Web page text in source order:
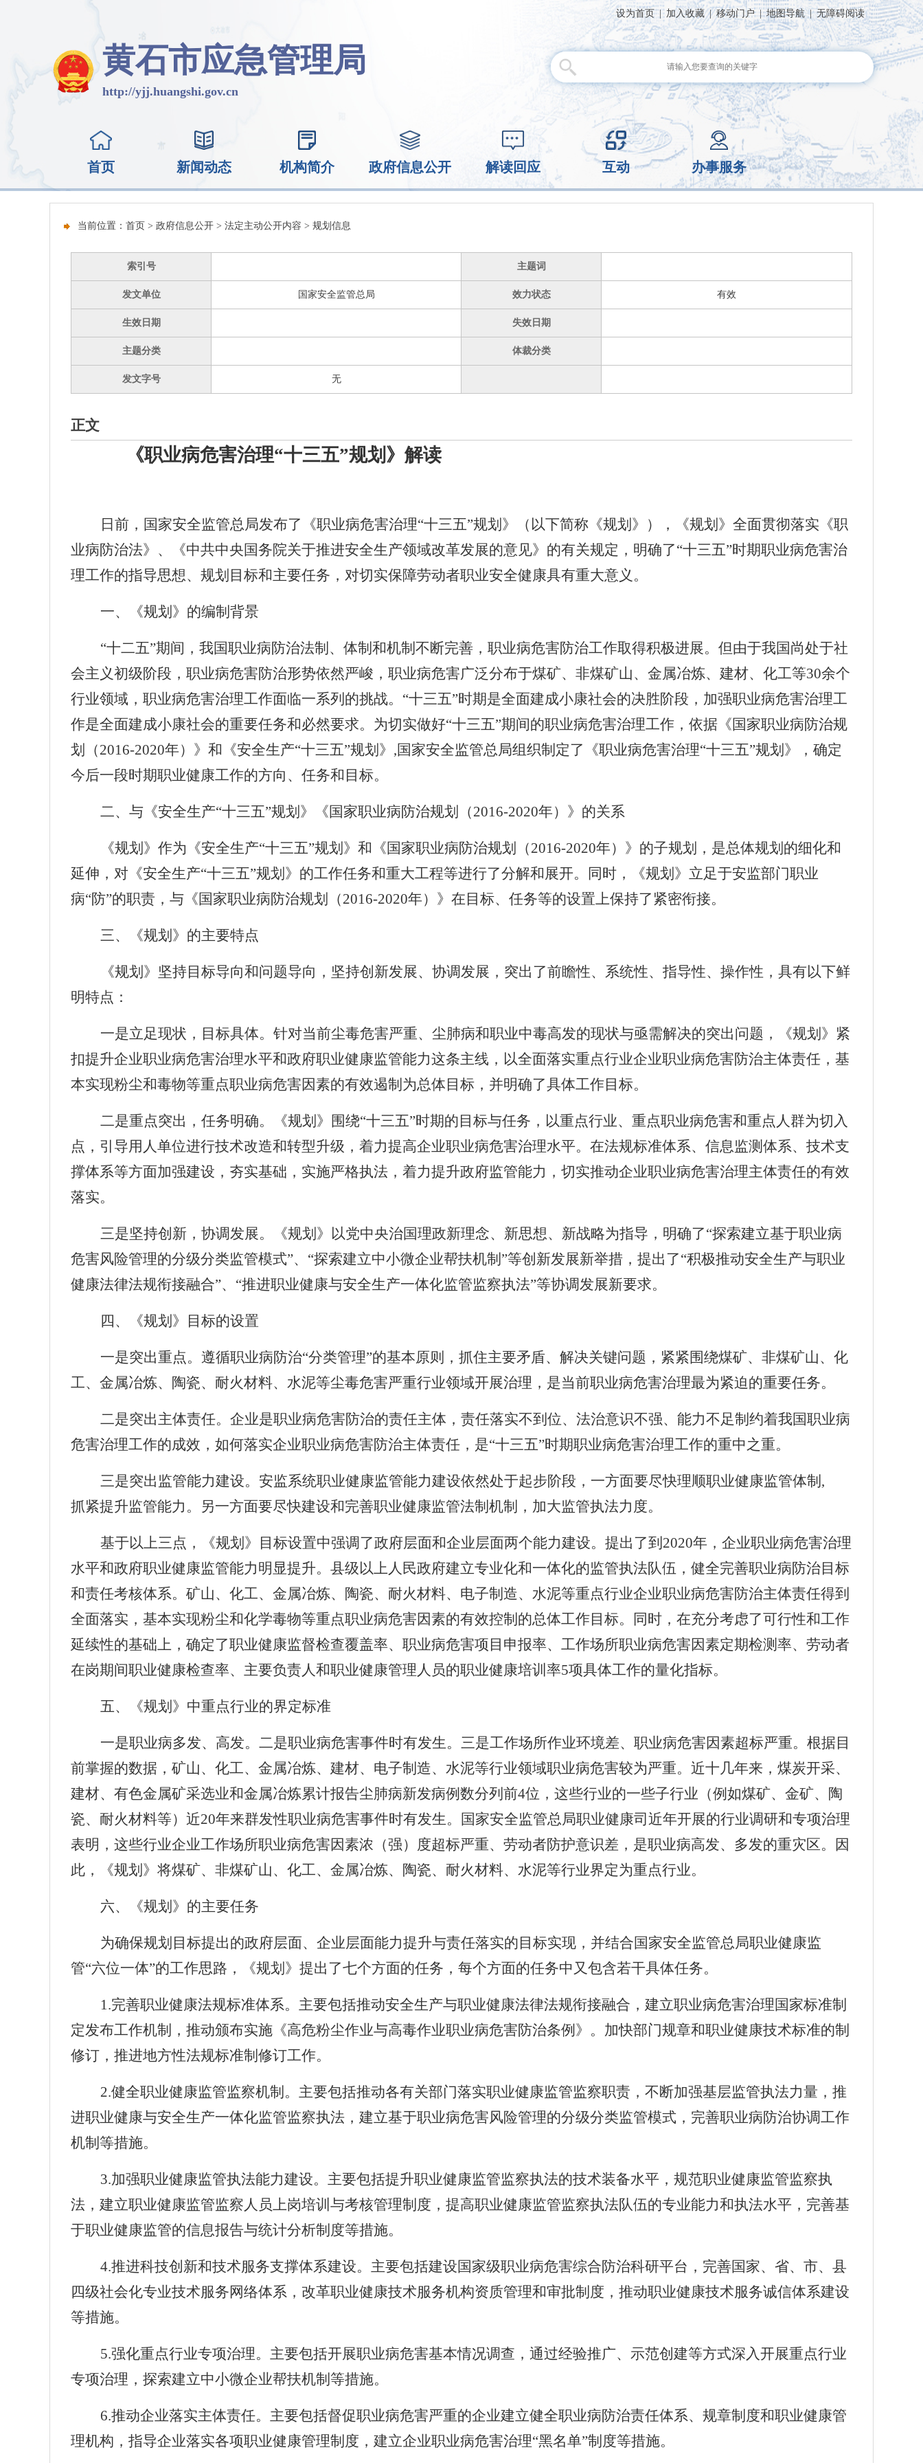
设为首页 | 加入收藏 | 移动门户 | 地图导航 | 无障碍阅读
黄石市应急管理局
http://yjj.huangshi.gov.cn
首页 新闻动态 机构简介 政府信息公开 解读回应 互动 办事服务
当前位置： 首页 > 政府信息公开 > 法定主动公开内容 > 规划信息
索引号 主题词
发文单位 国家安全监管总局 效力状态 有效
生效日期 失效日期
主题分类 体裁分类
发文字号 无
正文
《职业病危害治理“十三五”规划》解读
日前，国家安全监管总局发布了《职业病危害治理“十三五”规划》（以下简称《规划》），《规划》全面贯彻落实《职
业病防治法》、《中共中央国务院关于推进安全生产领域改革发展的意见》的有关规定，明确了“十三五”时期职业病危害治
理工作的指导思想、规划目标和主要任务，对切实保障劳动者职业安全健康具有重大意义。
一、《规划》的编制背景
“十二五”期间，我国职业病防治法制、体制和机制不断完善，职业病危害防治工作取得积极进展。但由于我国尚处于社
会主义初级阶段，职业病危害防治形势依然严峻，职业病危害广泛分布于煤矿、非煤矿山、金属冶炼、建材、化工等30余个
行业领域，职业病危害治理工作面临一系列的挑战。“十三五”时期是全面建成小康社会的决胜阶段，加强职业病危害治理工
作是全面建成小康社会的重要任务和必然要求。为切实做好“十三五”期间的职业病危害治理工作，依据《国家职业病防治规
划（2016-2020年）》和《安全生产“十三五”规划》 ,国家安全监管总局组织制定了《职业病危害治理“十三五”规划》，确定
今后一段时期职业健康工作的方向、任务和目标。
二、与《安全生产“十三五”规划》《国家职业病防治规划（2016-2020年）》的关系
《规划》作为《安全生产“十三五”规划》和《国家职业病防治规划（2016-2020年）》的子规划，是总体规划的细化和
延伸，对《安全生产“十三五”规划》的工作任务和重大工程等进行了分解和展开。同时，《规划》立足于安监部门职业
病“防”的职责，与《国家职业病防治规划（2016-2020年）》在目标、任务等的设置上保持了紧密衔接。
三、《规划》的主要特点
《规划》坚持目标导向和问题导向，坚持创新发展、协调发展，突出了前瞻性、系统性、指导性、操作性，具有以下鲜
明特点：
一是立足现状，目标具体。针对当前尘毒危害严重、尘肺病和职业中毒高发的现状与亟需解决的突出问题，《规划》紧
扣提升企业职业病危害治理水平和政府职业健康监管能力这条主线，以全面落实重点行业企业职业病危害防治主体责任，基
本实现粉尘和毒物等重点职业病危害因素的有效遏制为总体目标，并明确了具体工作目标。
二是重点突出，任务明确。《规划》围绕“十三五”时期的目标与任务，以重点行业、重点职业病危害和重点人群为切入
点，引导用人单位进行技术改造和转型升级，着力提高企业职业病危害治理水平。在法规标准体系、信息监测体系、技术支
撑体系等方面加强建设，夯实基础，实施严格执法，着力提升政府监管能力，切实推动企业职业病危害治理主体责任的有效
落实。
三是坚持创新，协调发展。《规划》以党中央治国理政新理念、新思想、新战略为指导，明确了“探索建立基于职业病
危害风险管理的分级分类监管模式”、“探索建立中小微企业帮扶机制”等创新发展新举措，提出了“积极推动安全生产与职业
健康法律法规衔接融合”、“推进职业健康与安全生产一体化监管监察执法”等协调发展新要求。
四、《规划》目标的设置
一是突出重点。遵循职业病防治“分类管理”的基本原则，抓住主要矛盾、解决关键问题，紧紧围绕煤矿、非煤矿山、化
工、金属冶炼、陶瓷、耐火材料、水泥等尘毒危害严重行业领域开展治理，是当前职业病危害治理最为紧迫的重要任务。
二是突出主体责任。企业是职业病危害防治的责任主体，责任落实不到位、法治意识不强、能力不足制约着我国职业病
危害治理工作的成效，如何落实企业职业病危害防治主体责任，是“十三五”时期职业病危害治理工作的重中之重。
三是突出监管能力建设。安监系统职业健康监管能力建设依然处于起步阶段，一方面要尽快理顺职业健康监管体制 ,
抓紧提升监管能力。另一方面要尽快建设和完善职业健康监管法制机制，加大监管执法力度。
基于以上三点，《规划》目标设置中强调了政府层面和企业层面两个能力建设。提出了到 2020年，企业职业病危害治理
水平和政府职业健康监管能力明显提升。县级以上人民政府建立专业化和一体化的监管执法队伍，健全完善职业病防治目标
和责任考核体系。矿山、化工、金属冶炼、陶瓷、耐火材料、电子制造、水泥等重点行业企业职业病危害防治主体责任得到
全面落实，基本实现粉尘和化学毒物等重点职业病危害因素的有效控制的总体工作目标。同时，在充分考虑了可行性和工作
延续性的基础上，确定了职业健康监督检查覆盖率、职业病危害项目申报率、工作场所职业病危害因素定期检测率、劳动者
在岗期间职业健康检查率、主要负责人和职业健康管理人员的职业健康培训率5项具体工作的量化指标。
五、《规划》中重点行业的界定标准
一是职业病多发、高发。二是职业病危害事件时有发生。三是工作场所作业环境差、职业病危害因素超标严重。根据目
前掌握的数据，矿山、化工、金属冶炼、建材、电子制造、水泥等行业领域职业病危害较为严重。近十几年来，煤炭开采、
建材、有色金属矿采选业和金属冶炼累计报告尘肺病新发病例数分列前4位，这些行业的一些子行业（例如煤矿、金矿、陶
瓷、耐火材料等）近20年来群发性职业病危害事件时有发生。国家安全监管总局职业健康司近年开展的行业调研和专项治理
表明，这些行业企业工作场所职业病危害因素浓（强）度超标严重、劳动者防护意识差，是职业病高发、多发的重灾区。因
此，《规划》将煤矿、非煤矿山、化工、金属冶炼、陶瓷、耐火材料、水泥等行业界定为重点行业。
六、《规划》的主要任务
为确保规划目标提出的政府层面、企业层面能力提升与责任落实的目标实现，并结合国家安全监管总局职业健康监
管“六位一体”的工作思路，《规划》提出了七个方面的任务，每个方面的任务中又包含若干具体任务。
1.完善职业健康法规标准体系。主要包括推动安全生产与职业健康法律法规衔接融合，建立职业病危害治理国家标准制
定发布工作机制，推动颁布实施《高危粉尘作业与高毒作业职业病危害防治条例》。加快部门规章和职业健康技术标准的制
修订，推进地方性法规标准制修订工作。
2.健全职业健康监管监察机制。主要包括推动各有关部门落实职业健康监管监察职责，不断加强基层监管执法力量，推
进职业健康与安全生产一体化监管监察执法，建立基于职业病危害风险管理的分级分类监管模式，完善职业病防治协调工作
机制等措施。
3.加强职业健康监管执法能力建设。主要包括提升职业健康监管监察执法的技术装备水平，规范职业健康监管监察执
法，建立职业健康监管监察人员上岗培训与考核管理制度，提高职业健康监管监察执法队伍的专业能力和执法水平，完善基
于职业健康监管的信息报告与统计分析制度等措施。
4.推进科技创新和技术服务支撑体系建设。主要包括建设国家级职业病危害综合防治科研平台，完善国家、省、市、县
四级社会化专业技术服务网络体系，改革职业健康技术服务机构资质管理和审批制度，推动职业健康技术服务诚信体系建设
等措施。
5.强化重点行业专项治理。主要包括开展职业病危害基本情况调查，通过经验推广、示范创建等方式深入开展重点行业
专项治理，探索建立中小微企业帮扶机制等措施。
6.推动企业落实主体责任。主要包括督促职业病危害严重的企业建立健全职业病防治责任体系、规章制度和职业健康管
理机构，指导企业落实各项职业健康管理制度，建立企业职业病危害治理“黑名单”制度等措施。